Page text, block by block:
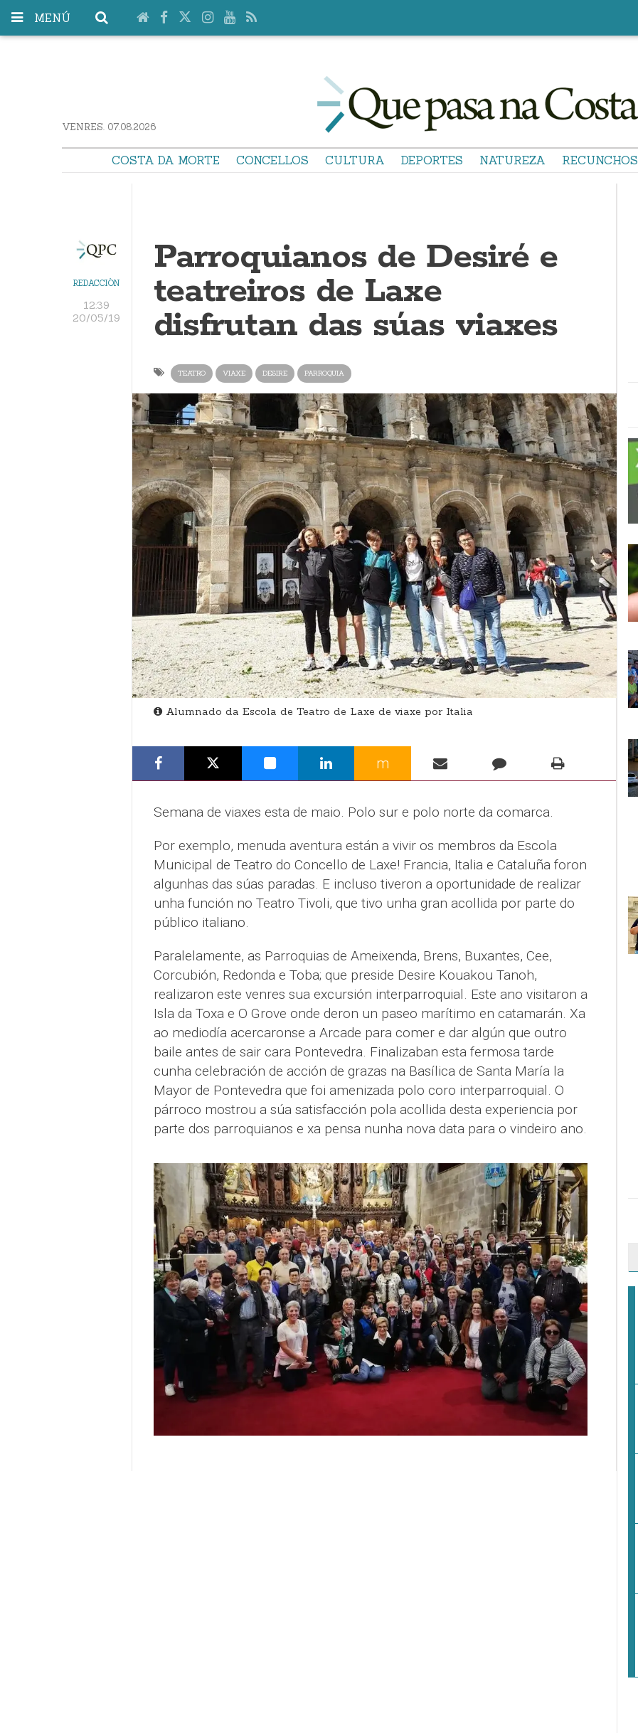
MENÚ
VENRES. 07.08.2026
COSTA DA MORTE CONCELLOS CULTURA DEPORTES NATUREZA RECUNCHOS
REDACCIÓN
12:39
20/05/19
Parroquianos de Desiré e
teatreiros de Laxe
disfrutan das súas viaxes
TEATRO VIAXE DESIRE PARROQUIA
Alumnado da Escola de Teatro de Laxe de viaxe por Italia
m
Semana de viaxes esta de maio. Polo sur e polo norte da comarca.
Por exemplo, menuda aventura están a vivir os membros da Escola
Municipal de Teatro do Concello de Laxe! Francia, Italia e Cataluña foron
algunhas das súas paradas. E incluso tiveron a oportunidade de realizar
unha función no Teatro Tivoli, que tivo unha gran acollida por parte do
público italiano.
Paralelamente, as Parroquias de Ameixenda, Brens, Buxantes, Cee,
Corcubión, Redonda e Toba; que preside Desire Kouakou Tanoh,
realizaron este venres sua excursión interparroquial. Este ano visitaron a
Isla da Toxa e O Grove onde deron un paseo marítimo en catamarán. Xa
ao mediodía acercaronse a Arcade para comer e dar algún que outro
baile antes de sair cara Pontevedra. Finalizaban esta fermosa tarde
cunha celebración de acción de grazas na Basílica de Santa María la
Mayor de Pontevedra que foi amenizada polo coro interparroquial. O
párroco mostrou a súa satisfacción pola acollida desta experiencia por
parte dos parroquianos e xa pensa nunha nova data para o vindeiro ano.